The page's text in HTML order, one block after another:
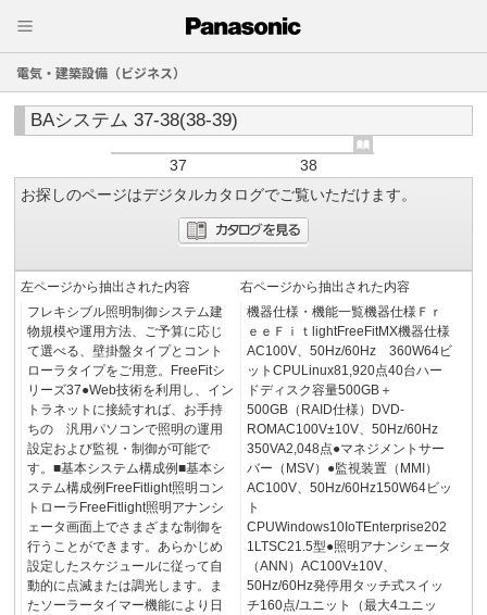
電気・建築設備（ビジネス）
BAシステム 37-38(38-39)
37
38
お探しのページはデジタルカタログでご覧いただけます。
左ページから抽出された内容
フレキシブル照明制御システム建
物規模や運用方法、ご予算に応じ
て選べる、壁掛盤タイプとコント
ローラタイプをご用意。FreeFitシ
リーズ37●Web技術を利用し、イン
トラネットに接続すれば、お手持
ちの 汎用パソコンで照明の運用
設定および監視・制御が可能で
す。■基本システム構成例■基本シ
ステム構成例FreeFitlight照明コン
トローラFreeFitlight照明アナンシ
ェータ画面上でさまざまな制御を
行うことができます。あらかじめ
設定したスケジュールに従って自
動的に点滅または調光します。ま
たソーラータイマー機能により日
右ページから抽出された内容
機器仕様・機能一覧機器仕様Ｆｒ
ｅｅＦｉｔlightFreeFitMX機器仕様
AC100V、50Hz/60Hz 360W64ビ
ットCPULinux81,920点40台ハー
ドディスク容量500GB＋
500GB（RAID仕様）DVD-
ROMAC100V±10V、50Hz/60Hz
350VA2,048点●マネジメントサー
バー（MSV）●監視装置（MMI）
AC100V、50Hz/60Hz150W64ビッ
ト
CPUWindows10IoTEnterprise202
1LTSC21.5型●照明アナンシェータ
（ANN）AC100V±10V、
50Hz/60Hz発停用タッチ式スイッ
チ160点/ユニット（最大4ユニッ